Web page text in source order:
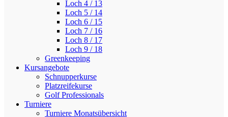
Loch 4 / 13
Loch 5 / 14
Loch 6 / 15
Loch 7 / 16
Loch 8 / 17
Loch 9 / 18
Greenkeeping
Kursangebote
Schnupperkurse
Platzreifekurse
Golf Professionals
Turniere
Turniere Monatsübersicht